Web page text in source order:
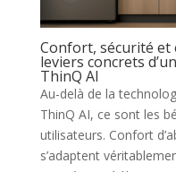
Confort, sécurité et
leviers concrets
ThinQ AI
Au-delà de la
ThinQ AI, ce sont les
utilisateurs. Confort
s’adaptent